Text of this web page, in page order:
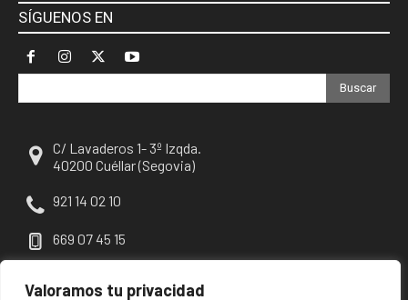
Valoramos tu privacidad
SÍGUENOS EN
Buscar
C/ Lavaderos 1- 3º Izqda.
40200 Cuéllar (Segovia)
921 14 02 10
669 07 45 15